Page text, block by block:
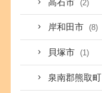
高石市 (2)
岸和田市 (8)
貝塚市 (1)
泉南郡熊取町